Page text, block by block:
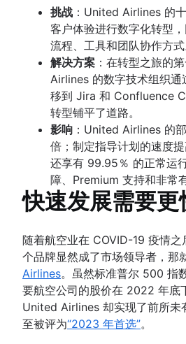
挑战 ：United Airlines 的
客户体验进行数字化转型
流程、工具和团队协作方式
解决方案 ：在转型之旅的
Airlines 的数字技术组织
移到 Jira 和 Confluence
转型铺平了道路。
影响 ：United Airlines 的
倍；制定指导计划的速度
还享有 99.95％ 的正常运
障、Premium 支持和非常
快速发展需要更
随着航空业在 COVID-19 疫情之
个品牌显然成了市场领导者，那
Airlines。虽然标准普尔 500 指
要航空公司的股价在 2022 年底
United Airlines 却实现了前所未
至被评为“2023 年首选”。